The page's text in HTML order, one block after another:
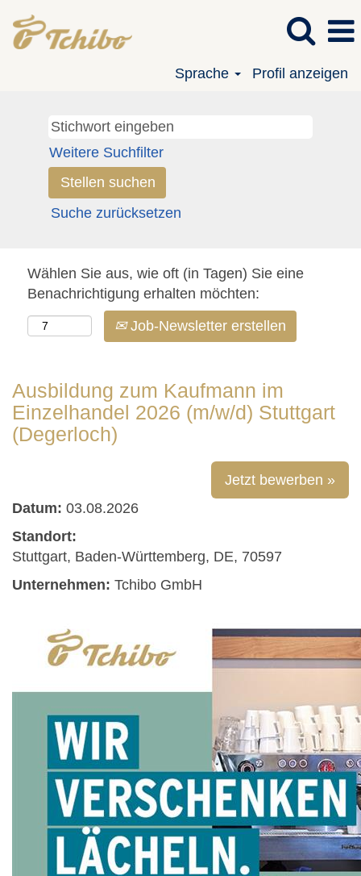
Sprache Profil anzeigen
Weitere Suchfilter
Suche zurücksetzen
Wählen Sie aus, wie oft (in Tagen) Sie eine
Benachrichtigung erhalten möchten:
Job-Newsletter erstellen
Ausbildung zum Kaufmann im
Einzelhandel 2026 (m/w/d) Stuttgart
(Degerloch)
Jetzt bewerben »
Datum: 03.08.2026
Standort:
Stuttgart, Baden-Württemberg, DE, 70597
Unternehmen: Tchibo GmbH